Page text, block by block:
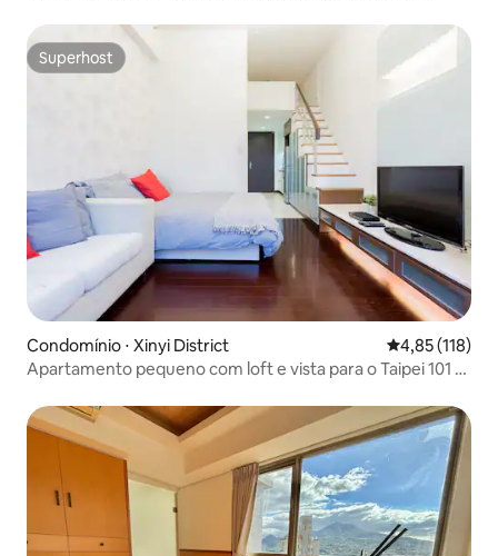
vida tradicional e moderna de Taiwan
Superhost
Superhost
Condomínio ⋅ Xinyi District 4,85 de uma
4,85 (118)
Apartamento pequeno com loft e vista para o Taipei 101 月